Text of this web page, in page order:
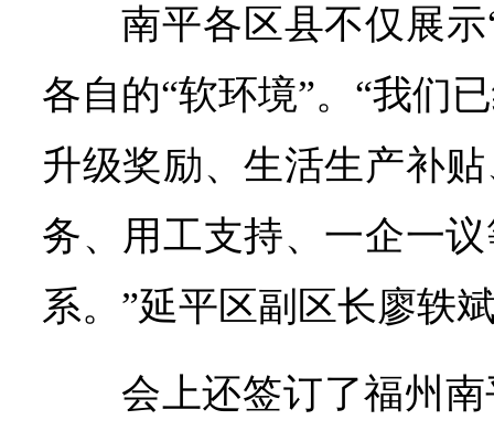
南平各区县不仅展
各自的“软环境”。“我们
升级奖励、生活生产补
务、用工支持、一企一
系。”延平区副区长廖轶
会上还签订了福州